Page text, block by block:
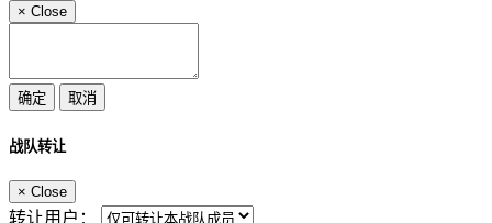
× Close
战队转让
× Close
转让用户：